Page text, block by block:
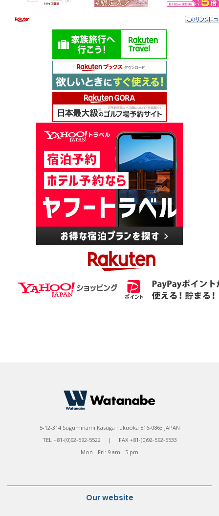
5-12-314 Suguminami Kasuga Fukuoka 816-0863 JAPAN
TEL +81-(0)92-592-5522 | FAX +81-(0)92-592-5533
Mon - Fri: 9 am - 5 pm
Our website